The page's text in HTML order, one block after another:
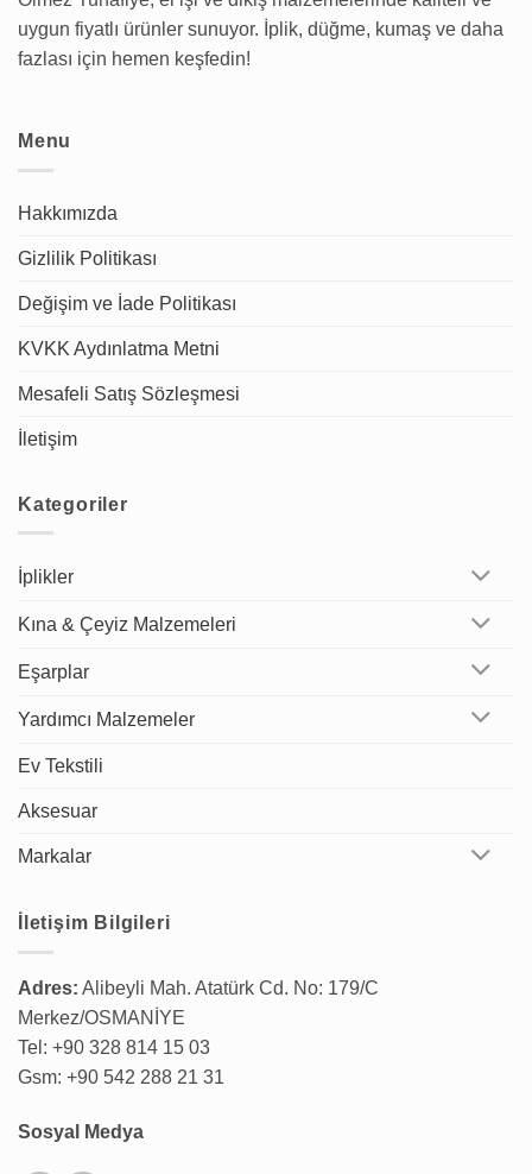
uygun fiyatlı ürünler sunuyor. İplik, düğme, kumaş ve daha
fazlası için hemen keşfedin!
Menu
Hakkımızda
Gizlilik Politikası
Değişim ve İade Politikası
KVKK Aydınlatma Metni
Mesafeli Satış Sözleşmesi
İletişim
Kategoriler
İplikler
Kına & Çeyiz Malzemeleri
Eşarplar
Yardımcı Malzemeler
Ev Tekstili
Aksesuar
Markalar
İletişim Bilgileri
Adres: Alibeyli Mah. Atatürk Cd. No: 179/C
Merkez/OSMANİYE
Tel: +90 328 814 15 03
Gsm: +90 542 288 21 31
Sosyal Medya